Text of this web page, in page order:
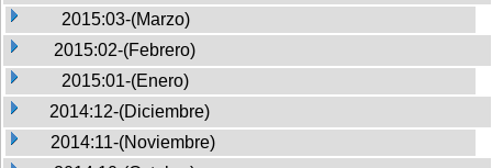
2015:03-(Marzo)
2015:02-(Febrero)
2015:01-(Enero)
2014:12-(Diciembre)
2014:11-(Noviembre)